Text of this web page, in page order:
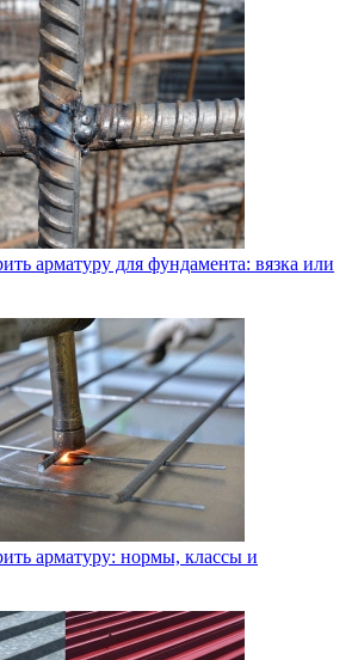
арматуру для фундамента: вязка или
арматуру: нормы, классы и